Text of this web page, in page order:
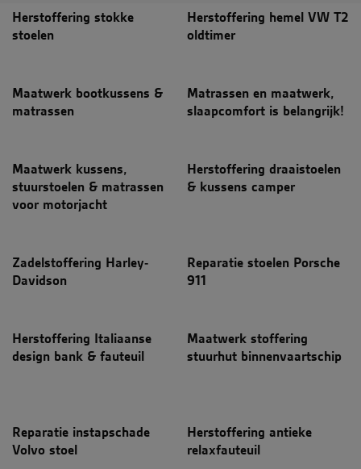
Herstoffering stokke
stoelen
Herstoffering hemel VW T2
oldtimer
Maatwerk bootkussens &
matrassen
Matrassen en maatwerk,
slaapcomfort is belangrijk!
Maatwerk kussens,
stuurstoelen & matrassen
voor motorjacht
Herstoffering draaistoelen
& kussens camper
Zadelstoffering Harley-
Davidson
Reparatie stoelen Porsche
911
Herstoffering Italiaanse
design bank & fauteuil
Maatwerk stoffering
stuurhut binnenvaartschip
Reparatie instapschade
Volvo stoel
Herstoffering antieke
relaxfauteuil